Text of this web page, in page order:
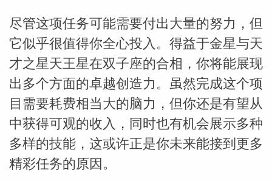
米勒
尽管这项任务可能需要付出大量的努力，但
它似乎很值得你全心投入。得益于金星与天
才之星天王星在双子座的合相，你将能展现
出多个方面的卓越创造力。虽然完成这个项
目需要耗费相当大的脑力，但你还是有望从
中获得可观的收入，同时也有机会展示多种
多样的技能，这或许正是你未来能接到更多
精彩任务的原因。